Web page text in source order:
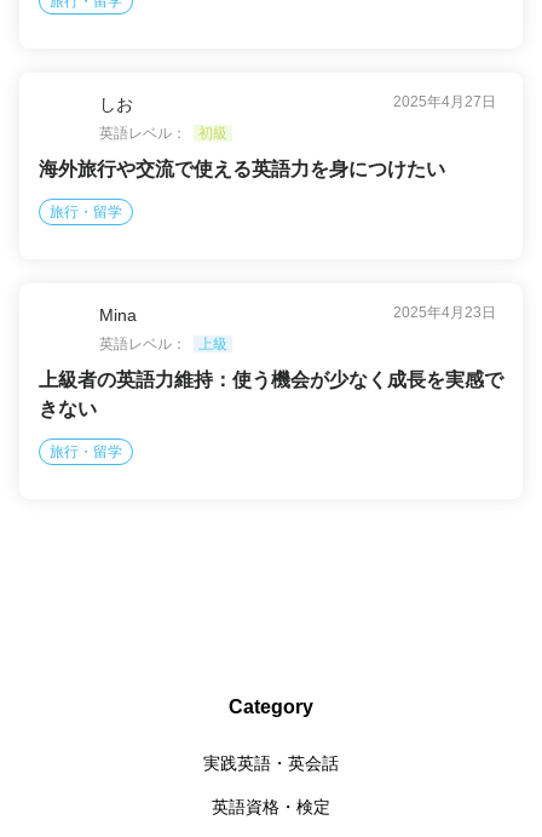
しお
2025年4月27日
英語レベル：
初級
海外旅行や交流で使える英語力を身につけたい
旅行・留学
Mina
2025年4月23日
英語レベル：
上級
上級者の英語力維持：使う機会が少なく成長を実感で
きない
旅行・留学
Category
実践英語・英会話
英語資格・検定